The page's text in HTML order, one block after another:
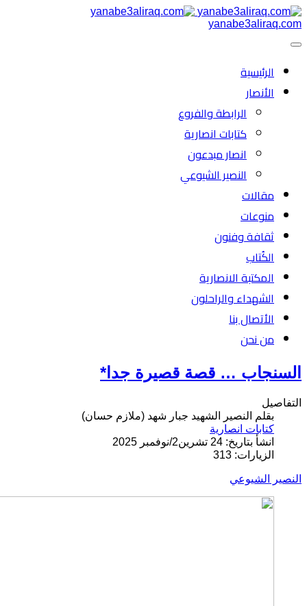
yanabe3aliraq.com
الرئیسية
الأنصار
الرابطة والفروع
كتابات انصارية
انصار مبدعون
النصیر الشیوعي
مقالات
منوعات
ثقافة وفنون
الكُتاب
المكتبة الانصارية
الشهداء والراحلون
الأتصال بنا
من نحن
السنجاب … قصة قصيرة جدا*
التفاصيل
بقلم النصير الشهيد جبار شهد (ملازم حسان)
كتابات انصارية
انشأ بتاريخ: 24 تشرين2/نوفمبر 2025
الزيارات: 313
النصير الشيوعي